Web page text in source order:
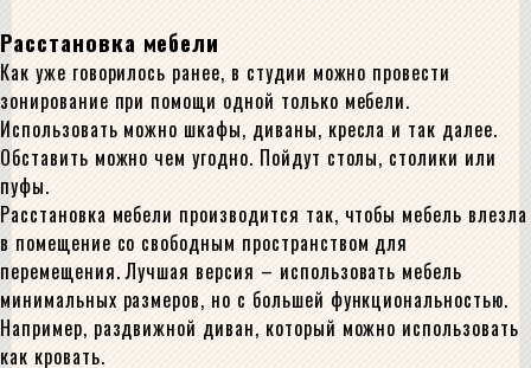
Расстановка мебели
Как уже говорилось ранее, в студии можно провести
зонирование при помощи одной только мебели.
Использовать можно шкафы, диваны, кресла и так далее.
Обставить можно чем угодно. Пойдут столы, столики или
пуфы.
Расстановка мебели производится так, чтобы мебель влезла
в помещение со свободным пространством для
перемещения. Лучшая версия – использовать мебель
минимальных размеров, но с большей функциональностью.
Например, раздвижной диван, который можно использовать
как кровать.